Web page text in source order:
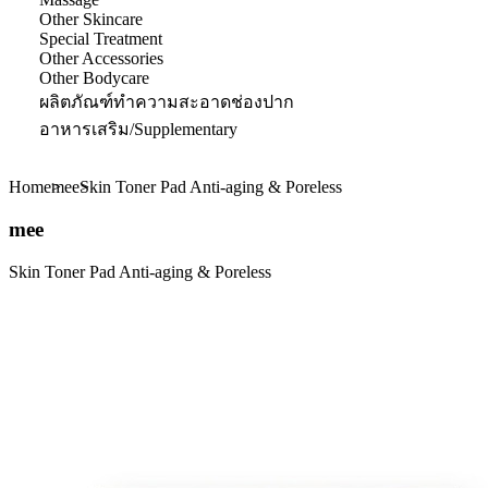
Other Skincare
Special Treatment
Other Accessories
Other Bodycare
ผลิตภัณฑ์ทำความสะอาดช่องปาก
อาหารเสริม/Supplementary
HomemeeSkin Toner Pad Anti-aging & Poreless
mee
Skin Toner Pad Anti-aging & Poreless